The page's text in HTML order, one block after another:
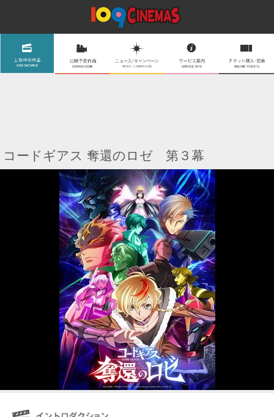
コードギアス 奪還のロゼ 第３幕